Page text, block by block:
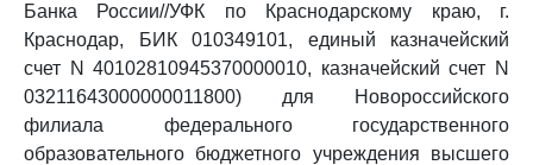
Банка России//УФК по Краснодарскому краю, г.
Краснодар, БИК 010349101, единый казначейский
счет N 40102810945370000010, казначейский счет N
03211643000000011800) для Новороссийского
филиала федерального государственного
образовательного бюджетного учреждения высшего